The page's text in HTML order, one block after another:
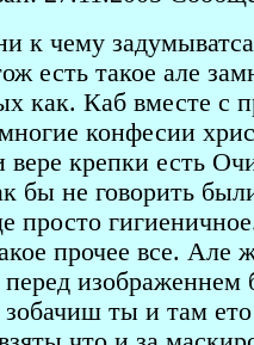
к чему
есть такое але
как. Каб вместе с
конфесии
крепки есть
бы не говорить
просто
прочее все.
перед
зобачиш ты и там